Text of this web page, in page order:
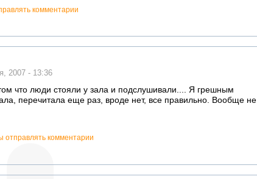
комментарии
2007 - 13:36
что люди стояли у зала и подслушивали.... Я грешным
перечитала еще раз, вроде нет, все правильно. Вообще не
отправлять комментарии